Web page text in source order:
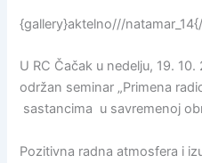
{gallery}aktelno///
U RC Čačak u nedelju, 19.
održan seminar „Primena
sastancima u savremenoj
Pozitivna radna atmosfera i